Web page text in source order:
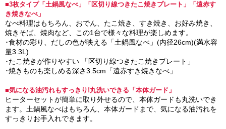
■3枚タイプ「土鍋風なべ」「区切り線つきたこ焼きプレート」「遠赤す
き焼きなべ」
なべ料理はもちろん、おでん、たこ焼き、すき焼き、お好み焼き、
焼きそば、焼肉など、この1台で様々な料理が楽しめます。
･食材の彩り、だしの色が映える「土鍋風なべ」(内径26cm)(満水容
量3.3L)
･たこ焼きが作りやすい 「区切り線つきたこ焼きプレート」
･焼きものも楽しめる深さ3.5cm「遠赤すき焼きなべ」
■気になる油汚れもすっきり!丸洗いできる「本体ガード」
ヒーターセットが簡単に取り外せるので、本体ガードも丸洗いでき
ます。土鍋風なべはもちろん、本体ガードまで、気になる油汚れを
すっきりお手入れできます。